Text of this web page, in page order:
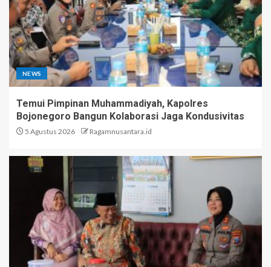
NEWS
Temui Pimpinan Muhammadiyah, Kapolres
Bojonegoro Bangun Kolaborasi Jaga Kondusivitas
5 Agustus 2026 Ragamnusantara.id